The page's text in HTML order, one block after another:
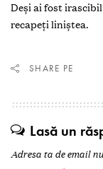
Deși ai fost
recapeți liniștea.
SHARE PE
Lasă un
Adresa ta de email